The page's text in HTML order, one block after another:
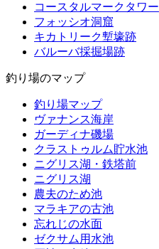
コースタルマークタワー
フォッシオ洞窟
キカトリーク塹壕跡
バルーバ採掘場跡
釣り場のマップ
釣り場マップ
ヴァナンス海岸
ガーディナ磯場
クラストゥルム貯水池
ニグリス湖・鉄塔前
ニグリス湖
農夫のため池
マラキアの古池
忘れじの水面
ゼクサム用水池